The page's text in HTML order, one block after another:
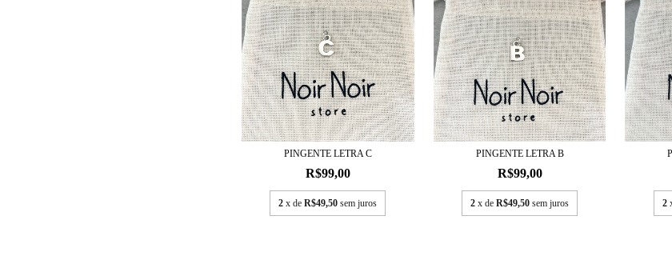
PINGENTE LETRA C
R$99,00
2 x deR$49,50 sem juros
PINGENTE LETRA B
R$99,00
2 x deR$49,50 sem juros 2